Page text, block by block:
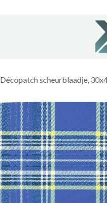
Décopatch scheurblaadje,